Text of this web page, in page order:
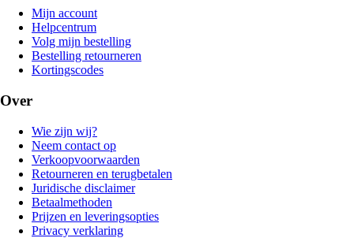
Mijn account
Helpcentrum
Volg mijn bestelling
Bestelling retourneren
Kortingscodes
Over
Wie zijn wij?
Neem contact op
Verkoopvoorwaarden
Retourneren en terugbetalen
Juridische disclaimer
Betaalmethoden
Prijzen en leveringsopties
Privacy verklaring